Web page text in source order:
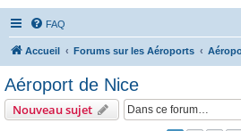
FAQ
Accueil Forums sur les Aéroports
Aéroport de Nice
Nouveau sujet